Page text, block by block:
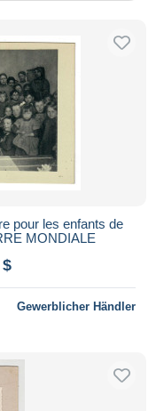
pour les enfants de
MONDIALE
Gewerblicher Händler